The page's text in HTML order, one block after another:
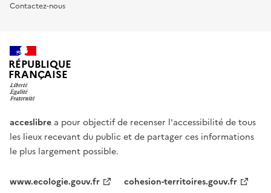
Contactez-nous
RÉPUBLIQUE
FRANÇAISE
acceslibre a pour objectif de recenser l'accessibilité de tous
les lieux recevant du public et de partager ces informations
le plus largement possible.
www.ecologie.gouv.fr
cohesion-territoires.gouv.fr